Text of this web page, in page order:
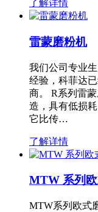
了解详情
雷蒙磨粉机
我们公司专业
经验，科菲达
商。 R系列雷
造，具有低损
它比传…
了解详情
MTW 系列
MTW系列欧式